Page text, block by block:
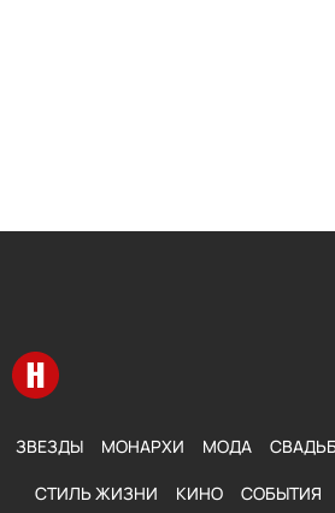
Перейти на главную
ЗВЕЗДЫ МОНАРХИ МОДА
СТИЛЬ ЖИЗНИ КИНО СОБЫТИЯ